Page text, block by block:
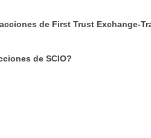
de First Trust Exchange-
de SCIO?